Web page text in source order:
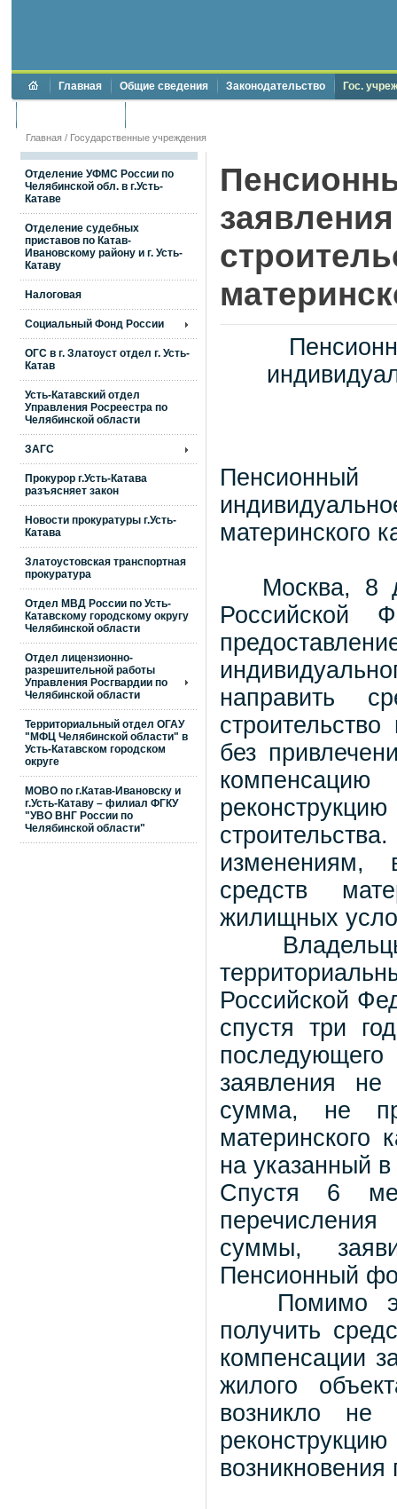
Главная Общие сведения Законодательство Гос.
Главная / Государственные учреждения
Отделение УФМС России по
Челябинской обл. в г.Усть-
Катаве
Отделение судебных
приставов по Катав-
Ивановскому району и г. Усть-
Катаву
Налоговая
Социальный Фонд России
ОГС в г. Златоуст отдел г. Усть-
Катав
Усть-Катавский отдел
Управления Росреестра по
Челябинской области
ЗАГС
Прокурор г.Усть-Катава
разъясняет закон
Новости прокуратуры г.Усть-
Катава
Златоустовская транспортная
прокуратура
Отдел МВД России по Усть-
Катавскому городскому округу
Челябинской области
Отдел лицензионно-
разрешительной работы
Управления Росгвардии по
Челябинской области
Территориальный отдел ОГАУ
"МФЦ Челябинской области" в
Усть-Катавском городском
округе
МОВО по г.Катав-Ивановску и
г.Усть-Катаву – филиал ФГКУ
"УВО ВНГ России по
Челябинской области"
материнского
Москва, 8
Российской
направить
без
изменениям,
средств
жилищных
Владельцы
Российской
спустя три
заявления
сумма, не
материнского
на указанный в
Спустя 6
суммы,
Пенсионный
Помимо
получить
компенсации
жилого
возникло
возникновения